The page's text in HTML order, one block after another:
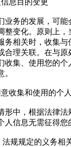
信息目的变更
业务的发展，可
整变化。原则上，
务相关时，收集
合理关联。在与原
收集、使用您的
收集和使用的个
形中，根据法律
人信息无需征得您
规规定的义务相